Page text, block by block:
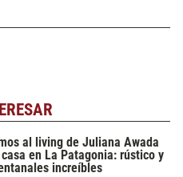
al living de Juliana Awada
en La Patagonia: rústico y
increíbles